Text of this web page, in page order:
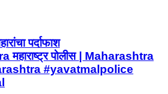
पर्दाफाश
पोलीस | Maharashtra
#yavatmalpolice